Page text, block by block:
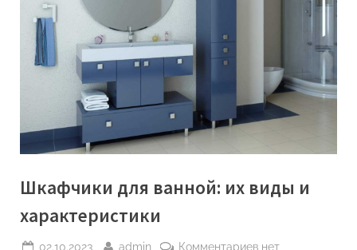
Шкафчики для ванной: их виды и
характеристики
Posted
02.10.2023 By
admin Комментариевк
нет